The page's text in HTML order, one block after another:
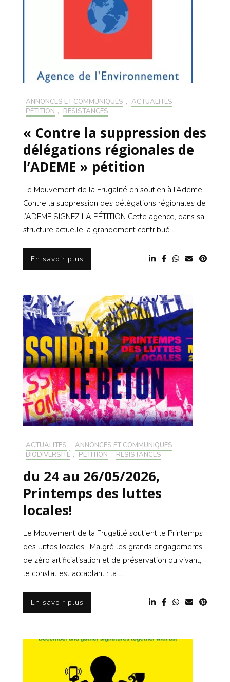
ANNONCES ET COMMUNIQUÉS , ACTUALITÉS ,
PÉTITION , RÉSISTANCES
« Contre la suppression des
délégations régionales de
l’ADEME » pétition
Le Mouvement de la Frugalité en soutien à l’Ademe :
Contre la suppression des délégations régionales de
l’ADEME SIGNEZ LA PÉTITION Cette agence, dans sa
structure actuelle, a grandement contribué …
En savoir plus
ACTUALITÉS , ANNONCES ET COMMUNIQUÉS ,
BIODIVERSITÉ , PÉTITION , RÉSISTANCES
du 24 au 26/05/2026,
Printemps des luttes
locales!
Le Mouvement de la Frugalité soutient le Printemps
des luttes locales ! Malgré les grands engagements
de zéro artificialisation et de préservation du vivant,
le constat est accablant : la …
En savoir plus